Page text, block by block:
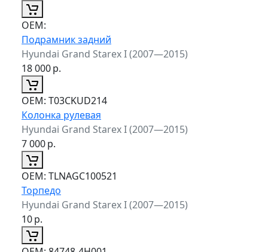
ОЕМ:
Подрамник задний
Hyundai Grand Starex I (2007—2015)
18 000р.
ОЕМ: T03CKUD214
Колонка рулевая
Hyundai Grand Starex I (2007—2015)
7 000р.
ОЕМ: TLNAGC100521
Торпедо
Hyundai Grand Starex I (2007—2015)
10р.